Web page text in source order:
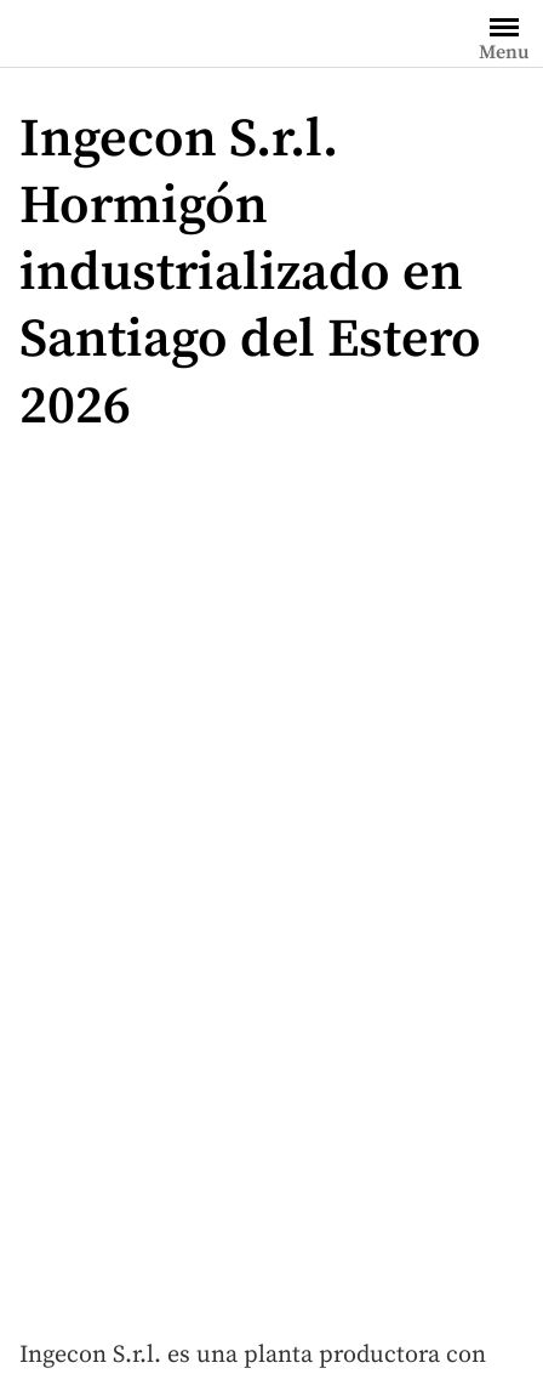
contenido
Menu
Ingecon S.r.l.
Hormigón
industrializado en
Santiago del Estero
2026
Ingecon S.r.l. es una planta productora con